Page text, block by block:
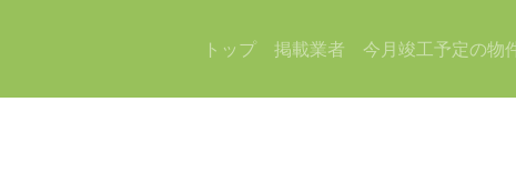
トップ 掲載業者 今月竣工予定の物